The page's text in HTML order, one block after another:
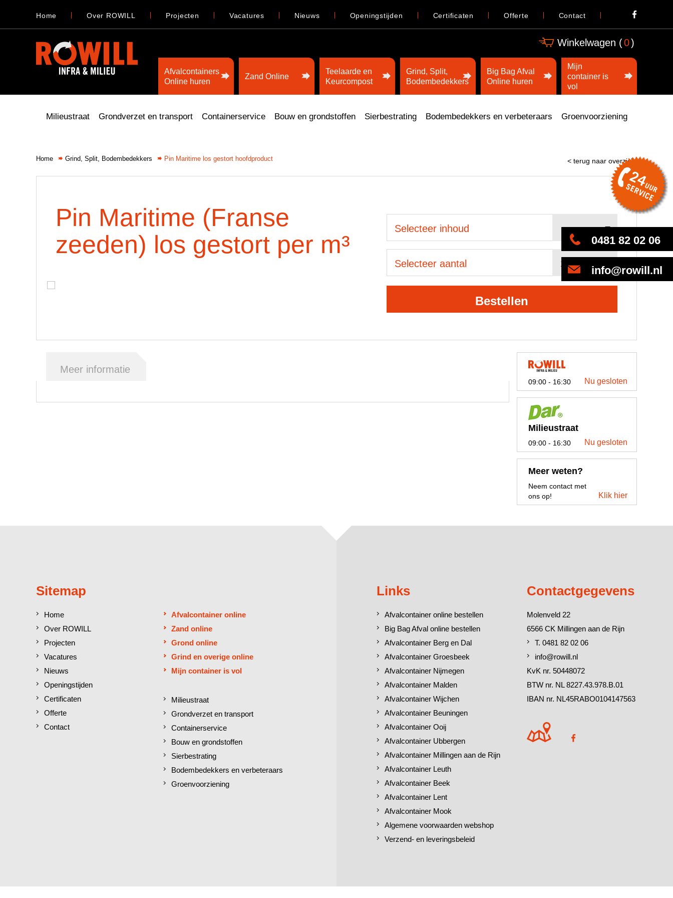
Home Over ROWILL Projecten Vacatures Nieuws Openingstijden Certificaten Offerte Contact
Winkelwagen (0)
Afvalcontainers
Online huren
Zand Online
Teelaarde en
Keurcompost
Grind, Split,
Bodembedekkers
Big Bag Afval
Online huren
Mijn
container is
vol
Milieustraat Grondverzet en transport Containerservice Bouw en grondstoffen Sierbestrating Bodembedekkers en verbeteraars Groenvoorziening
0481 82 02 06
info@rowill.nl
Home Grind, Split, Bodembedekkers Pin Maritime los gestort hoofdproduct < terug naar overzicht
Pin Maritime (Franse
zeeden) los gestort per m³
Selecteer inhoud
Selecteer aantal
Bestellen
Meer informatie
09:00 - 16:30 Nu gesloten
Milieustraat
09:00 - 16:30 Nu gesloten
Meer weten?
Neem contact met
ons op!
Klik hier
Sitemap
Home
Over ROWILL
Projecten
Vacatures
Nieuws
Openingstijden
Certificaten
Offerte
Contact
Afvalcontainer online
Zand online
Grond online
Grind en overige online
Mijn container is vol
Milieustraat
Grondverzet en transport
Containerservice
Bouw en grondstoffen
Sierbestrating
Bodembedekkers en verbeteraars
Groenvoorziening
Links
Afvalcontainer online bestellen
Big Bag Afval online bestellen
Afvalcontainer Berg en Dal
Afvalcontainer Groesbeek
Afvalcontainer Nijmegen
Afvalcontainer Malden
Afvalcontainer Wijchen
Afvalcontainer Beuningen
Afvalcontainer Ooij
Afvalcontainer Ubbergen
Afvalcontainer Millingen aan de Rijn
Afvalcontainer Leuth
Afvalcontainer Beek
Afvalcontainer Lent
Afvalcontainer Mook
Algemene voorwaarden webshop
Verzend- en leveringsbeleid
Contactgegevens
Molenveld 22
6566 CK Millingen aan de Rijn
T. 0481 82 02 06
info@rowill.nl
KvK nr. 50448072
BTW nr. NL 8227.43.978.B.01
IBAN nr. NL45RABO0104147563